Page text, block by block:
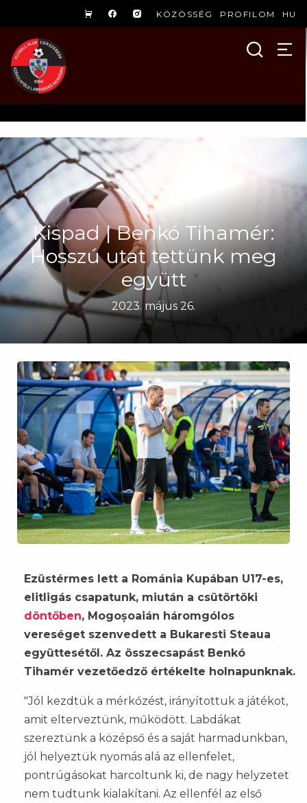
KÖZÖSSÉG PROFILOM HU
Kispad | Benkó Tihamér:
Hosszú utat tettünk meg
együtt
2023. május 26.
Ezüstérmes lett a Románia Kupában U17-es,
elitligás csapatunk, miután a csütörtöki
döntőben, Mogoșoaián háromgólos
vereséget szenvedett a Bukaresti Steaua
együttesétől. Az összecsapást Benkó
Tihamér vezetőedző értékelte holnapunknak.
"Jól kezdtük a mérkőzést, irányítottuk a játékot,
amit elterveztünk, működött. Labdákat
szereztünk a középső és a saját harmadunkban,
jól helyeztük nyomás alá az ellenfelet,
pontrúgásokat harcoltunk ki, de nagy helyzetet
nem tudtunk kialakítani. Az ellenfél az első